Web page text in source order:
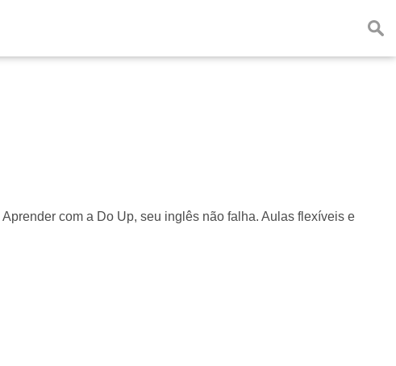
com a Do Up, seu inglês não falha. Aulas flexíveis e